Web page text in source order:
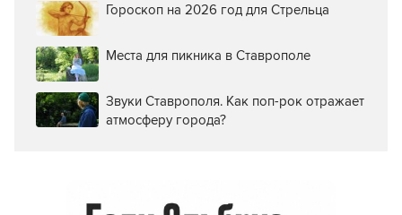
Гороскоп на 2026 год для Стрельца
Места для пикника в Ставрополе
Звуки Ставрополя. Как поп-рок отражает
атмосферу города?